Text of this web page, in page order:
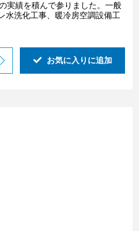
実績を積んで参りました。一般
水洗化工事、暖冷房空調設備工
お気に入りに追加